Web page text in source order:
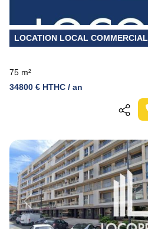
LOCATION LOCAL COMMERCIAL
75 m²
34800 € HTHC / an
Previous